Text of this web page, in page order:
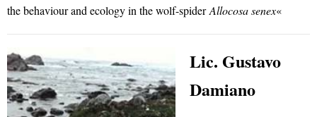
the behaviour and ecology in the wolf-spiderAllocosa senex«
Lic. Gustavo
Damiano